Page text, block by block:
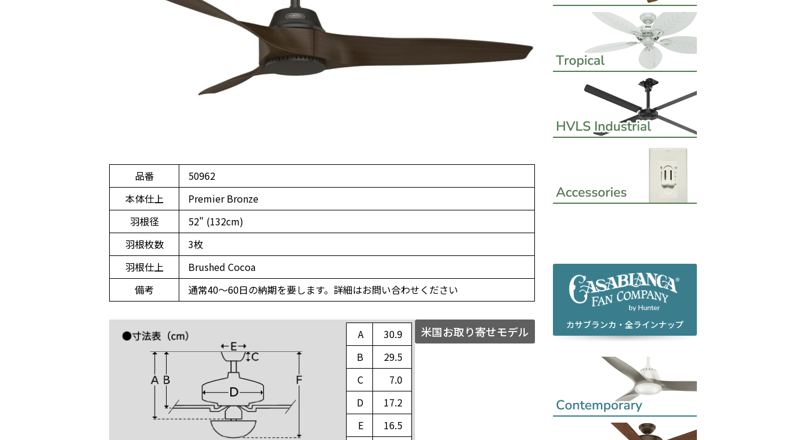
品番
50962
本体仕上
Premier Bronze
羽根径
52" (132cm)
羽根枚数
3枚
羽根仕上
Brushed Cocoa
備考
通常40～60日の納期を要します。詳細はお問い合わせください
A
30.9
B
29.5
C
7.0
D
17.2
E
16.5
米国お取り寄せモデル カサブランカ・全ラインナップ